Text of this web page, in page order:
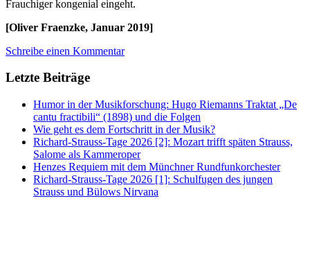
Frauchiger kongenial eingeht.
[Oliver Fraenzke, Januar 2019]
Schreibe einen Kommentar
Letzte Beiträge
Humor in der Musikforschung: Hugo Riemanns Traktat „De
cantu fractibili“ (1898) und die Folgen
Wie geht es dem Fortschritt in der Musik?
Richard-Strauss-Tage 2026 [2]: Mozart trifft späten Strauss,
Salome als Kammeroper
Henzes Requiem mit dem Münchner Rundfunkorchester
Richard-Strauss-Tage 2026 [1]: Schulfugen des jungen
Strauss und Bülows Nirvana